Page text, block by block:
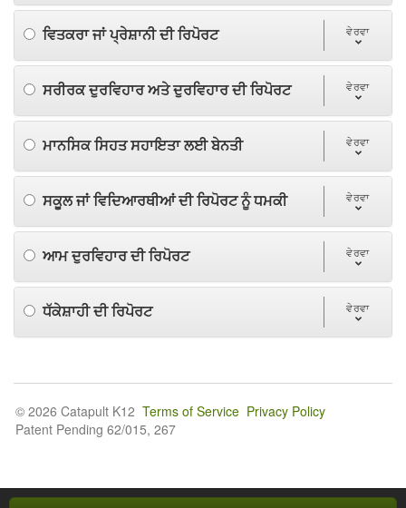
ਵਿਤਕਰਾ ਜਾਂ ਪ੍ਰੇਸ਼ਾਨੀ ਦੀ ਰਿਪੋਰਟ ਵੇਰਵਾ
ਸਰੀਰਕ ਦੁਰਵਿਹਾਰ ਅਤੇ ਦੁਰਵਿਹਾਰ ਦੀ ਰਿਪੋਰਟ ਵੇਰਵਾ
ਮਾਨਸਿਕ ਸਿਹਤ ਸਹਾਇਤਾ ਲਈ ਬੇਨਤੀ ਵੇਰਵਾ
ਸਕੂਲ ਜਾਂ ਵਿਦਿਆਰਥੀਆਂ ਦੀ ਰਿਪੋਰਟ ਨੂੰ ਧਮਕੀ ਵੇਰਵਾ
ਆਮ ਦੁਰਵਿਹਾਰ ਦੀ ਰਿਪੋਰਟ ਵੇਰਵਾ
ਧੱਕੇਸ਼ਾਹੀ ਦੀ ਰਿਪੋਰਟ ਵੇਰਵਾ
© 2026 Catapult K12 Terms of Service Privacy Policy
Patent Pending 62/015, 267